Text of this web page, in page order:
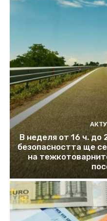
В неделя от 16 ч. до
безопасността ще
на